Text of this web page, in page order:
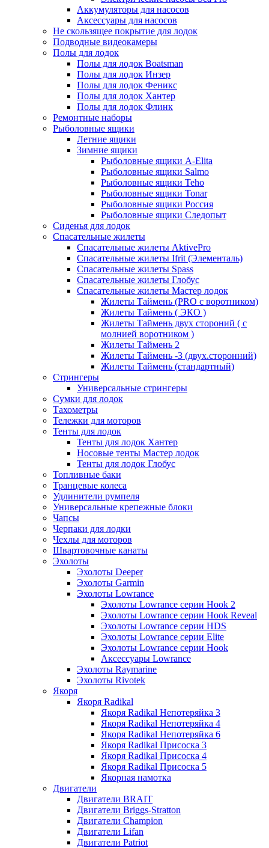
Аккумуляторы для насосов
Аксессуары для насосов
Не скользящее покрытие для лодок
Подводные видеокамеры
Полы для лодок
Полы для лодок Boatsman
Полы для лодок Инзер
Полы для лодок Феникс
Полы для лодок Хантер
Полы для лодок Флинк
Ремонтные наборы
Рыболовные ящики
Летние ящики
Зимние ящики
Рыболовные ящики A-Elita
Рыболовные ящики Salmo
Рыболовные ящики Teho
Рыболовные ящики Tonar
Рыболовные ящики Россия
Рыболовные ящики Следопыт
Сиденья для лодок
Спасательные жилеты
Спасательные жилеты AktivePro
Спасательные жилеты Ifrit (Элементаль)
Спасательные жилеты Spass
Спасательные жилеты Глобус
Спасательные жилеты Мастер лодок
Жилеты Таймень (PRO c воротником)
Жилеты Таймень ( ЭКО )
Жилеты Таймень двух стороний ( с
молнией воротником )
Жилеты Таймень 2
Жилеты Таймень -3 (двух.сторонний)
Жилеты Таймень (стандартный)
Стрингеры
Универсальные стрингеры
Сумки для лодок
Тахометры
Тележки для моторов
Тенты для лодок
Тенты для лодок Хантер
Носовые тенты Мастер лодок
Тенты для лодок Глобус
Топливные баки
Транцевые колеса
Удлинители румпеля
Универсальные крепежные блоки
Чапсы
Черпаки для лодки
Чехлы для моторов
Швартовочные канаты
Эхолоты
Эхолоты Deeper
Эхолоты Garmin
Эхолоты Lowrance
Эхолоты Lowrance серии Hook 2
Эхолоты Lowrance серии Hook Reveal
Эхолоты Lowrance серии HDS
Эхолоты Lowrance серии Elite
Эхолоты Lowrance серии Hook
Аксессуары Lowrance
Эхолоты Raymarine
Эхолоты Rivotek
Якоря
Якоря Radikal
Якоря Radikal Непотеряйка 3
Якоря Radikal Непотеряйка 4
Якоря Radikal Непотеряйка 6
Якоря Radikal Присоска 3
Якоря Radikal Присоска 4
Якоря Radikal Присоска 5
Якорная намотка
Двигатели
Двигатели BRAIT
Двигатели Briggs-Stratton
Двигатели Champion
Двигатели Lifan
Двигатели Patriot